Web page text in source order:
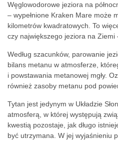
Węglowodorowe jeziora na
– wypełnione Kraken Mare może
kilometrów kwadratowych. To
czy największego jeziora na Ziemi
Według szacunków, parowanie
bilans metanu w atmosferze,
i powstawania metanowej mgły.
również zasoby metanu pod
Tytan jest jedynym w Układzie
atmosferą, w której występują
kwestią pozostaje, jak długo
być utrzymana. W jej wyjaśnieniu